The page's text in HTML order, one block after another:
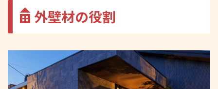
外壁材の役割